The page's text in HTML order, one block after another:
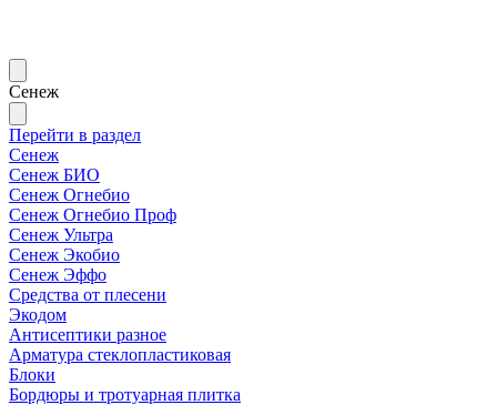
Сенеж
Перейти в раздел
Сенеж
Сенеж БИО
Сенеж Огнебио
Сенеж Огнебио Проф
Сенеж Ультра
Сенеж Экобио
Сенеж Эффо
Средства от плесени
Экодом
Антисептики разное
Арматура стеклопластиковая
Блоки
Бордюры и тротуарная плитка